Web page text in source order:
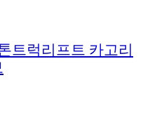
트럭리프트 카고리